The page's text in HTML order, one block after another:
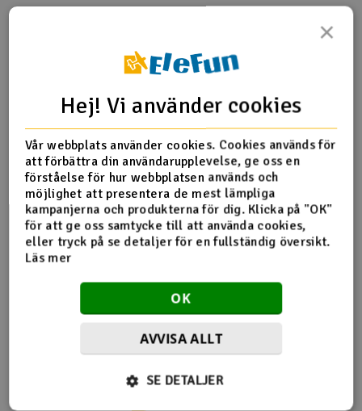
Tipsa en vän Recensioner
Produktinformation
Beskrivning: 2st däck
Innerdiameter: 49mm
Bredd: 31mm
Lämplig för: Använd med vintagefälgar. HPI Ntro RS4,
Sprint 2, E10
Fler detaljer
Reservdelar HPI
HPI E10 Drift Fail Crew Nissan
Skyline - Komplett
HPI E10 Touring Michelle Abbate
×
Hej! Vi använder cookies
Vår webbplats använder cookies. Cookies används för
att förbättra din användarupplevelse, ge oss en
förståelse för hur webbplatsen används och
möjlighet att presentera de mest lämpliga
kampanjerna och produkterna för dig. Klicka på "OK"
för att ge oss samtycke till att använda cookies,
eller tryck på se detaljer för en fullständig översikt.
Läs mer
OK
AVVISA ALLT
SE DETALJER